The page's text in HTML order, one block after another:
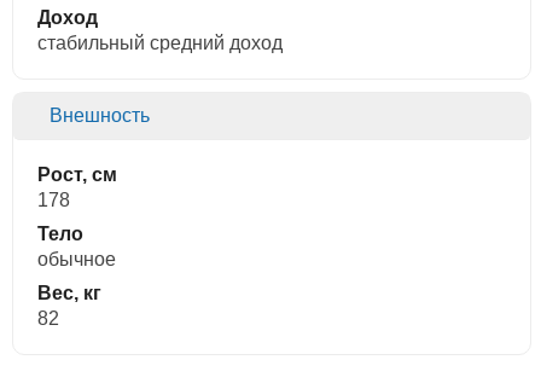
Доход
стабильный средний доход
Внешность
Рост, см
178
Тело
обычное
Вес, кг
82